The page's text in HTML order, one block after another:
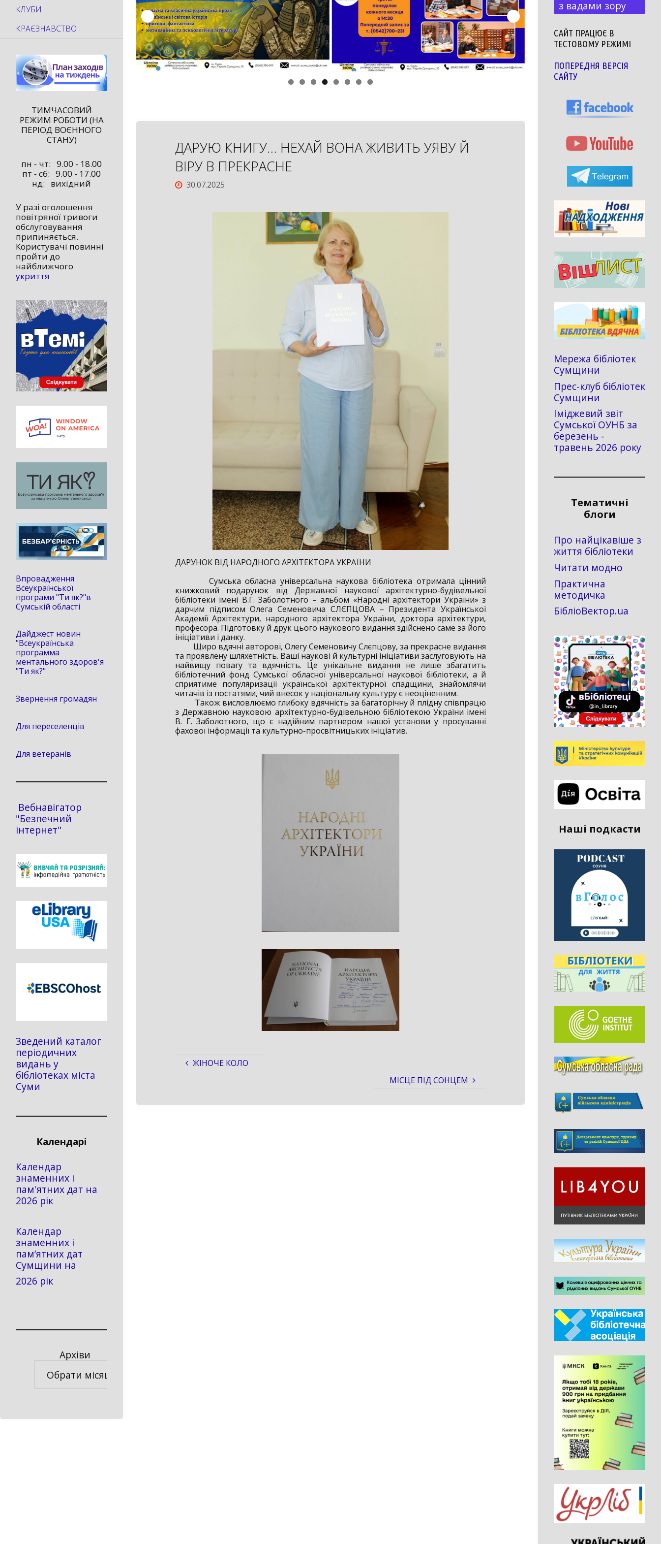
ДАРУЮ КНИГУ… НЕХАЙ ВОНА ЖИВИТЬ УЯВУ Й
ВІРУ В ПРЕКРАСНЕ
30.07.2025
ДАРУНОК ВІД НАРОДНОГО АРХІТЕКТОРА УКРАЇНИ
Сумська обласна універсальна наукова бібліотека отримала цінний
книжковий подарунок від Державної наукової архітектурно-будівельної
бібліотеки імені В.Г. Заболотного – альбом «Народні архітектори України» з
дарчим підписом Олега Семеновича СЛЄПЦОВА – Президента Української
Академії Архітектури, народного архітектора України, доктора архітектури,
професора. Підготовку й друк цього наукового видання здійснено саме за його
ініціативи і данку.
Щиро вдячні авторові, Олегу Семеновичу Слєпцову, за прекрасне видання
та проявлену шляхетність. Ваші наукові й культурні ініціативи заслуговують на
найвищу повагу та вдячність. Це унікальне видання не лише збагатить
бібліотечний фонд Сумської обласної універсальної наукової бібліотеки, а й
сприятиме популяризації української архітектурної спадщини, знайомлячи
читачів із постатями, чий внесок у національну культуру є неоціненним.
Також висловлюємо глибоку вдячність за багаторічну й плідну співпрацю
з Державною науковою архітектурно-будівельною бібліотекою України імені
В. Г. Заболотного, що є надійним партнером нашої установи у просуванні
фахової інформації та культурно-просвітницьких ініціатив.
ЖІНОЧЕ КОЛО
МІСЦЕ ПІД СОНЦЕМ
КЛУБИ
КРАЄЗНАВСТВО
ТИМЧАСОВИЙ
РЕЖИМ РОБОТИ (НА
ПЕРІОД ВОЄННОГО
СТАНУ)
пн - чт: 9.00 - 18.00
пт - сб: 9.00 - 17.00
нд: вихідний
У разі оголошення
повітряної тривоги
обслуговування
припиняється.
Користувачі повинні
пройти до
найближчого
укриття
Впровадження
Всеукраїнської
програми "Ти як?"в
Сумській області
Дайджест новин
"Всеукраїнська
программа
ментального здоров'я
"Ти як?"
Звернення громадян
Для переселенців
Для ветеранів
Вебнавігатор
"Безпечний
інтернет"
Зведений каталог
періодичних
видань у
бібліотеках міста
Суми
Календарі
Календар
знаменних і
пам'ятних дат на
2026 рік
Календар
знаменних і
пам’ятних дат
Сумщини на
2026 рік
Архіви
з вадами зору
САЙТ ПРАЦЮЄ В
ТЕСТОВОМУ РЕЖИМІ
ПОПЕРЕДНЯ ВЕРСІЯ
САЙТУ
Мережа бібліотек
Сумщини
Прес-клуб бібліотек
Сумщини
Іміджевий звіт
Сумської ОУНБ за
березень -
травень 2026 року
Тематичні
блоги
Про найцікавіше з
життя бібліотеки
Читати модно
Практична
методичка
БібліоВектор.ua
Наші подкасти